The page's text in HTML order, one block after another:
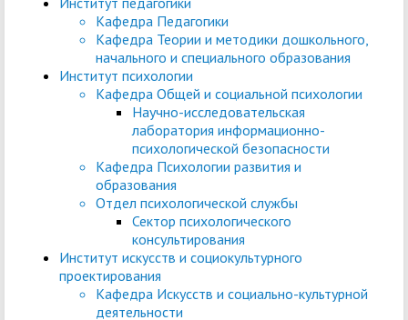
Кафедра Педагогики
Кафедра Теории и методики дошкольного,
начального и специального образования
Институт психологии
Кафедра Общей и социальной психологии
Научно-исследовательская
лаборатория информационно-
психологической безопасности
Кафедра Психологии развития и
образования
Отдел психологической службы
Сектор психологического
консультирования
Институт искусств и социокультурного
проектирования
Кафедра Искусств и социально-культурной
деятельности